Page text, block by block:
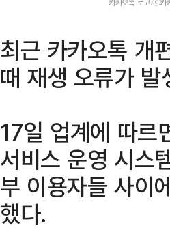
카카오톡 로고.ⓒ카
최근 카카오톡 개
때 재생 오류가
17일 업계에 따
서비스 운영 시스
부 이용자들 사이
했다.